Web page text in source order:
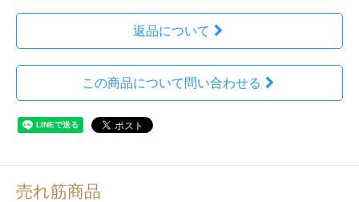
返品について
この商品について問い合わせる
売れ筋商品